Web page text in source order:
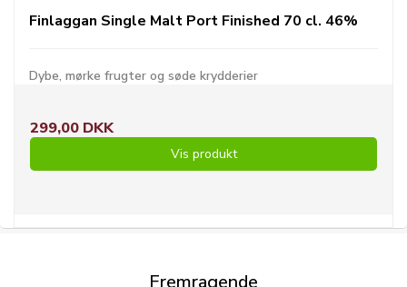
Finlaggan Single Malt Port Finished 70 cl. 46%
Dybe, mørke frugter og søde krydderier
299,00 DKK
Vis produkt
Fremragende